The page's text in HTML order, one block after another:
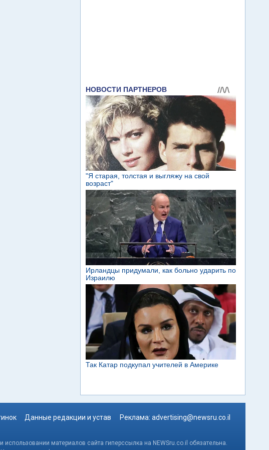
Данные редакции и устав Реклама: advertising@newsru.co.il
материалов сайта гиперссылка на NEWSru.co.il обязательна.